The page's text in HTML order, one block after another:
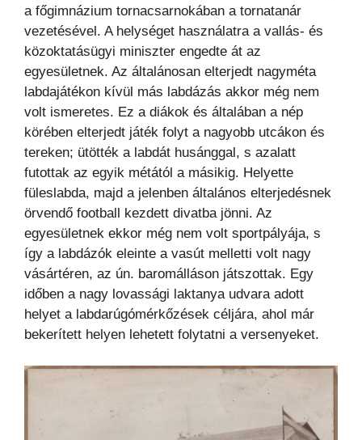
a főgimnázium tornacsarnokában a tornatanár
vezetésével. A helységet használatra a vallás- és
közoktatásügyi miniszter engedte át az
egyesületnek. Az általánosan elterjedt nagyméta
labdajátékon kívül más labdázás akkor még nem
volt ismeretes. Ez a diákok és általában a nép
körében elterjedt játék folyt a nagyobb utcákon és
tereken; ütötték a labdát husánggal, s azalatt
futottak az egyik métától a másikig. Helyette
füleslabda, majd a jelenben általános elterjedésnek
örvendő football kezdett divatba jönni. Az
egyesületnek ekkor még nem volt sportpályája, s
így a labdázók eleinte a vasút melletti volt nagy
vásártéren, az ún. baromálláson játszottak. Egy
időben a nagy lovassági laktanya udvara adott
helyet a labdarúgómérkőzések céljára, ahol már
bekerített helyen lehetett folytatni a versenyeket.